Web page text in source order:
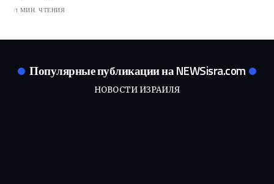
1 МИН. ЧТЕНИЯ
Популярные публикации на NEWSisra.com
НОВОСТИ ИЗРАИЛЯ